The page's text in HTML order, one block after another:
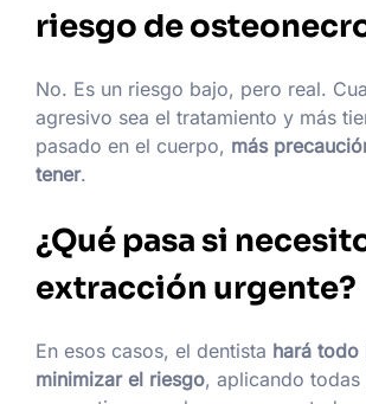
riesgo de
No. Es un riesgo bajo, pero real.
agresivo sea el tratamiento y más
pasado en el cuerpo, más
tener.
¿Qué pasa si
extracción urgente?
En esos casos, el dentista hará
minimizar el riesgo, aplicando todas